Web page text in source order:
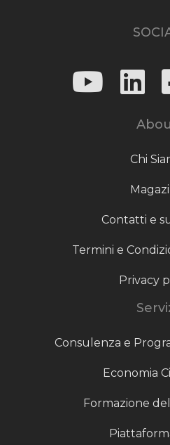
Chi
Contatti e
Termini e
Privacy
Consulenza e
Economia
Formazione